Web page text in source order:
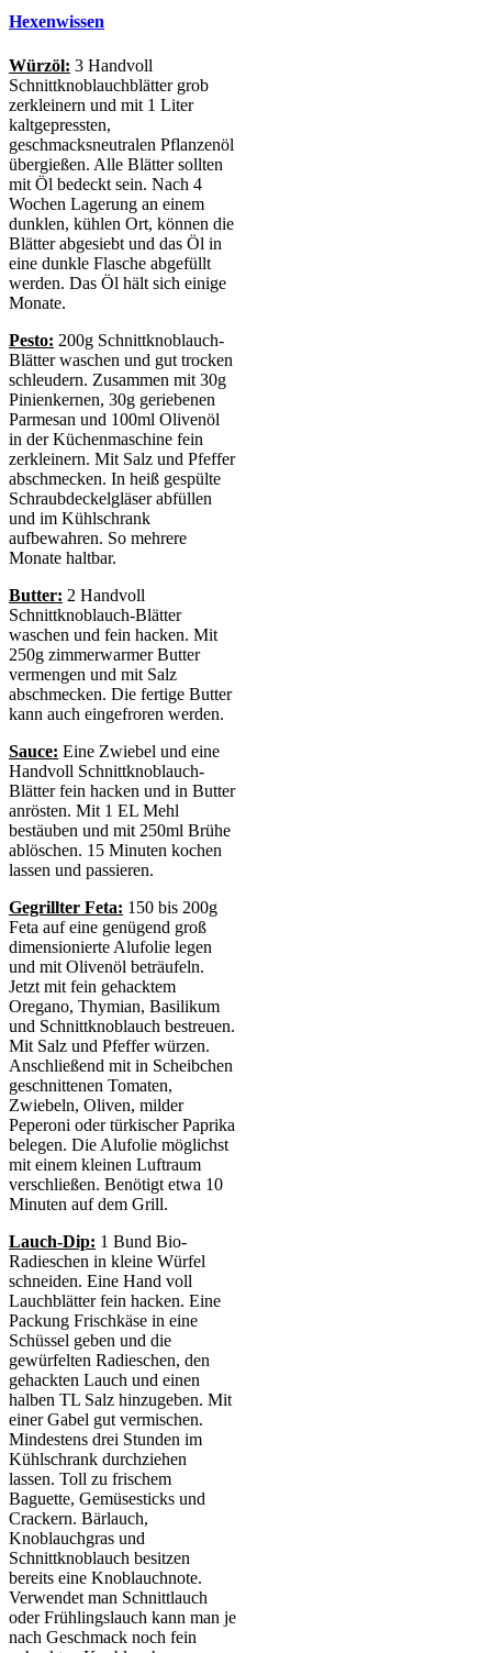
Hexenwissen
Würzöl: 3 Handvoll
Schnittknoblauchblätter grob
zerkleinern und mit 1 Liter
kaltgepressten,
geschmacksneutralen Pflanzenöl
übergießen. Alle Blätter sollten
mit Öl bedeckt sein. Nach 4
Wochen Lagerung an einem
dunklen, kühlen Ort, können die
Blätter abgesiebt und das Öl in
eine dunkle Flasche abgefüllt
werden. Das Öl hält sich einige
Monate.
Pesto: 200g Schnittknoblauch-
Blätter waschen und gut trocken
schleudern. Zusammen mit 30g
Pinienkernen, 30g geriebenen
Parmesan und 100ml Olivenöl
in der Küchenmaschine fein
zerkleinern. Mit Salz und Pfeffer
abschmecken. In heiß gespülte
Schraubdeckelgläser abfüllen
und im Kühlschrank
aufbewahren. So mehrere
Monate haltbar.
Butter: 2 Handvoll
Schnittknoblauch-Blätter
waschen und fein hacken. Mit
250g zimmerwarmer Butter
vermengen und mit Salz
abschmecken. Die fertige Butter
kann auch eingefroren werden.
Sauce: Eine Zwiebel und eine
Handvoll Schnittknoblauch-
Blätter fein hacken und in Butter
anrösten. Mit 1 EL Mehl
bestäuben und mit 250ml Brühe
ablöschen. 15 Minuten kochen
lassen und passieren.
Gegrillter Feta: 150 bis 200g
Feta auf eine genügend groß
dimensionierte Alufolie legen
und mit Olivenöl beträufeln.
Jetzt mit fein gehacktem
Oregano, Thymian, Basilikum
und Schnittknoblauch bestreuen.
Mit Salz und Pfeffer würzen.
Anschließend mit in Scheibchen
geschnittenen Tomaten,
Zwiebeln, Oliven, milder
Peperoni oder türkischer Paprika
belegen. Die Alufolie möglichst
mit einem kleinen Luftraum
verschließen. Benötigt etwa 10
Minuten auf dem Grill.
Lauch-Dip: 1 Bund Bio-
Radieschen in kleine Würfel
schneiden. Eine Hand voll
Lauchblätter fein hacken. Eine
Packung Frischkäse in eine
Schüssel geben und die
gewürfelten Radieschen, den
gehackten Lauch und einen
halben TL Salz hinzugeben. Mit
einer Gabel gut vermischen.
Mindestens drei Stunden im
Kühlschrank durchziehen
lassen. Toll zu frischem
Baguette, Gemüsesticks und
Crackern. Bärlauch,
Knoblauchgras und
Schnittknoblauch besitzen
bereits eine Knoblauchnote.
Verwendet man Schnittlauch
oder Frühlingslauch kann man je
nach Geschmack noch fein